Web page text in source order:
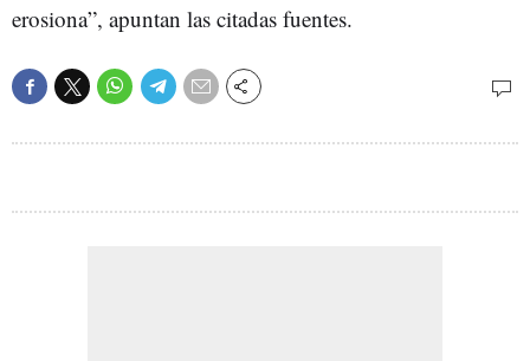
erosiona”, apuntan las citadas fuentes.